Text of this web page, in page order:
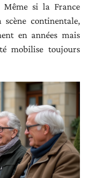
Même si la France
continentale,
en années mais
mobilise toujours